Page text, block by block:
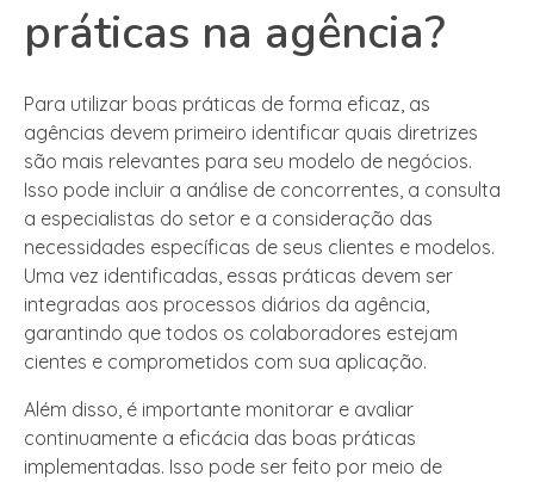
práticas na agência?
Para utilizar boas práticas de forma eficaz, as
agências devem primeiro identificar quais diretrizes
são mais relevantes para seu modelo de negócios.
Isso pode incluir a análise de concorrentes, a consulta
a especialistas do setor e a consideração das
necessidades específicas de seus clientes e modelos.
Uma vez identificadas, essas práticas devem ser
integradas aos processos diários da agência,
garantindo que todos os colaboradores estejam
cientes e comprometidos com sua aplicação.
Além disso, é importante monitorar e avaliar
continuamente a eficácia das boas práticas
implementadas. Isso pode ser feito por meio de